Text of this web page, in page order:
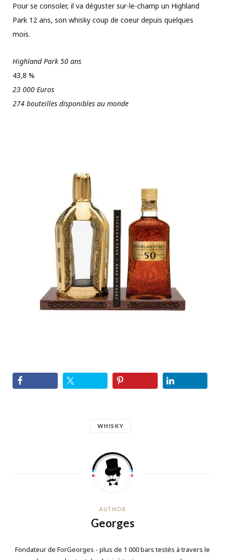
Pour se consoler, il va déguster sur-le-champ un Highland
Park 12 ans, son whisky coup de coeur depuis quelques
mois.
Highland Park 50 ans
43,8 %
23 000 Euros
274 bouteilles disponibles au monde
WHISKY
AUTHOR
Georges
Fondateur de ForGeorges - plus de 1 000 bars testés à travers le